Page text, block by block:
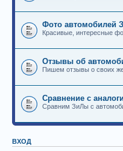
Фото автомобилей
Красивые, интересные
Отзывы об
Пишем отзывы о своих
Сравнение с
Сравним ЗиЛы с
ВХОД